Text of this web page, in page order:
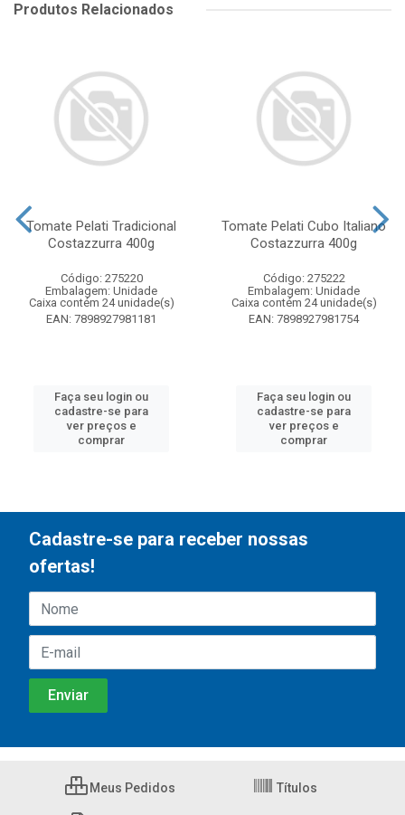
Produtos Relacionados
Tomate Pelati Tradicional
Costazzurra 400g
Código: 275220
Embalagem: Unidade
Caixa contém 24 unidade(s)
EAN: 7898927981181
Faça seu login ou
cadastre-se para
ver preços e
comprar
Tomate Pelati Cubo Italiano
Costazzurra 400g
Código: 275222
Embalagem: Unidade
Caixa contém 24 unidade(s)
EAN: 7898927981754
Faça seu login ou
cadastre-se para
ver preços e
comprar
Cadastre-se para receber nossas
ofertas!
Meus Pedidos Títulos